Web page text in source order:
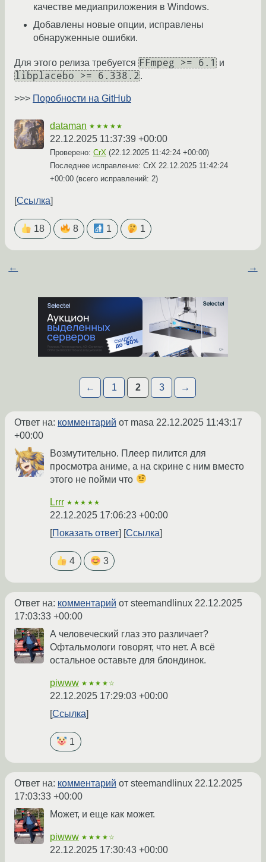
качестве медиаприложения в Windows.
Добавлены новые опции, исправлены
обнаруженные ошибки.
Для этого релиза требуется FFmpeg >= 6.1 и
libplacebo >= 6.338.2.
>>> Поробности на GitHub
dataman ★★★★★
22.12.2025 11:37:39 +00:00
Проверено: CrX (22.12.2025 11:42:24 +00:00)
Последнее исправление: CrX 22.12.2025 11:42:24
+00:00 (всего исправлений: 2)
Ссылка
18 8 1 1
← →
← 1 2 3 →
Ответ на: комментарий от masa 22.12.2025 11:43:17
+00:00
Возмутительно. Плеер пилится для
просмотра аниме, а на скрине с ним вместо
этого не пойми что
Lrrr ★★★★★
22.12.2025 17:06:23 +00:00
Показать ответ
Ссылка
4 3
Ответ на: комментарий от steemandlinux 22.12.2025
17:03:33 +00:00
А человеческий глаз это различает?
Офтальмологи говорят, что нет. А всё
остальное оставьте для блондинок.
piwww ★★★★☆
22.12.2025 17:29:03 +00:00
Ссылка
1
Ответ на: комментарий от steemandlinux 22.12.2025
17:03:33 +00:00
Может, и еще как может.
piwww ★★★★☆
22.12.2025 17:30:43 +00:00